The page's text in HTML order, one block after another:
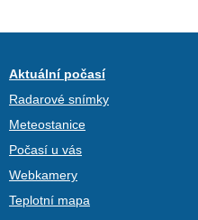
Aktuální počasí
Radarové snímky
Meteostanice
Počasí u vás
Webkamery
Teplotní mapa